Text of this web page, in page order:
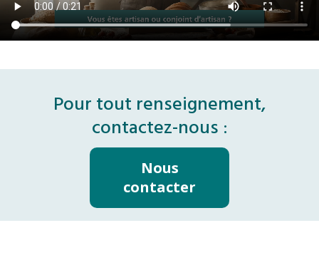
Pour tout renseignement,
contactez-nous :
Nous
contacter